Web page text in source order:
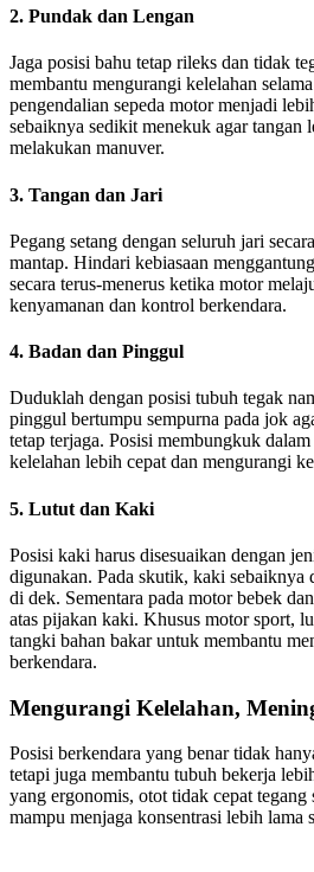
2. Pundak dan Lengan
Jaga posisi bahu tetap rileks dan tidak
membantu mengurangi kelelahan
pengendalian sepeda motor menjadi
sebaiknya sedikit menekuk agar tangan
melakukan manuver.
3. Tangan dan Jari
Pegang setang dengan seluruh jari
mantap. Hindari kebiasaan
secara terus-menerus ketika motor
kenyamanan dan kontrol berkendara.
4. Badan dan Pinggul
Duduklah dengan posisi tubuh tegak
pinggul bertumpu sempurna pada jok
tetap terjaga. Posisi membungkuk
kelelahan lebih cepat dan mengurangi
5. Lutut dan Kaki
Posisi kaki harus disesuaikan dengan
digunakan. Pada skutik, kaki sebaiknya
di dek. Sementara pada motor bebek
atas pijakan kaki. Khusus motor sport,
tangki bahan bakar untuk membantu
berkendara.
Mengurangi Kelelahan,
Posisi berkendara yang benar tidak
tetapi juga membantu tubuh bekerja
yang ergonomis, otot tidak cepat tegang
mampu menjaga konsentrasi lebih lama